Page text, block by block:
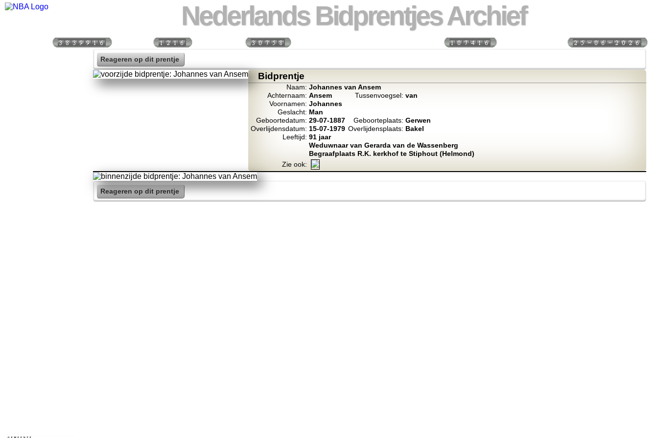
Nederlands Bidprentjes Archief
Reageren op dit prentje
Bidprentje
Naam: Johannes van Ansem
Achternaam: Ansem Tussenvoegsel: van
Voornamen: Johannes
Geslacht: Man
Geboortedatum: 29-07-1887 Geboorteplaats: Gerwen
Overlijdensdatum: 15-07-1979 Overlijdensplaats: Bakel
Leeftijd: 91 jaar
Weduwnaar van Gerarda van de Wassenberg
Begraafplaats R.K. kerkhof te Stiphout (Helmond)
Zie ook:
Reageren op dit prentje